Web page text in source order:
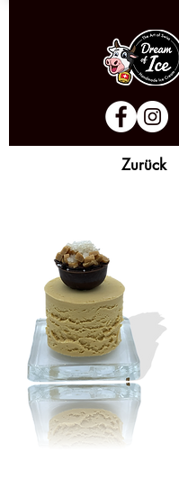
Zurück